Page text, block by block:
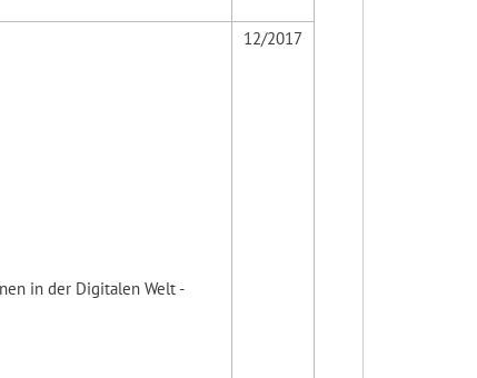
in der Digitalen Welt -
12/2017